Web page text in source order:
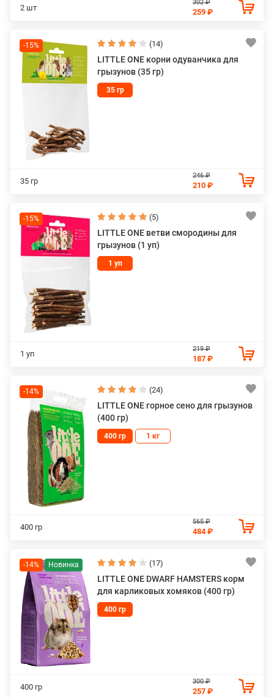
2 шт
302 ₽
259 ₽
-15% (14)
LITTLE ONE корни одуванчика для
грызунов (35 гр)
35 гр
35 гр
246 ₽
210 ₽
-15% (5)
LITTLE ONE ветви смородины для
грызунов (1 уп)
1 уп
1 уп
219 ₽
187 ₽
-14% (24)
LITTLE ONE горное сено для грызунов
(400 гр)
400 гр 1 кг
400 гр
565 ₽
484 ₽
-14% (17)
LITTLE ONE DWARF HAMSTERS корм
для карликовых хомяков (400 гр)
400 гр
400 гр
300 ₽
257 ₽